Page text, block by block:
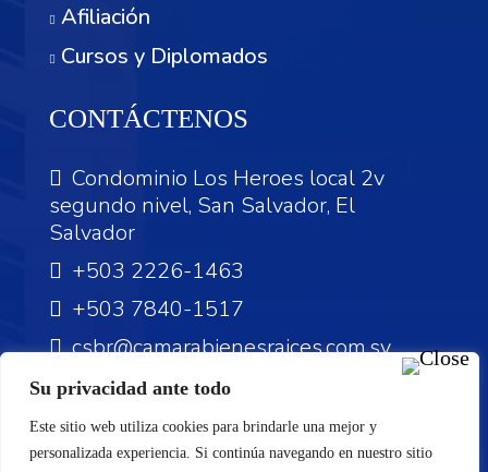
Su privacidad ante todo
Este sitio web utiliza cookies para brindarle una mejor y
personalizada experiencia. Si continúa navegando en nuestro sitio
Afiliación
Cursos y Diplomados
CONTÁCTENOS
Condominio Los Heroes local 2v
segundo nivel, San Salvador, El
Salvador
+503 2226-1463
+503 7840-1517
csbr@camarabienesraices.com.sv